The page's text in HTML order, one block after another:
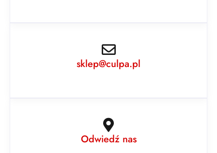
sklep@culpa.pl
Odwiedź nas